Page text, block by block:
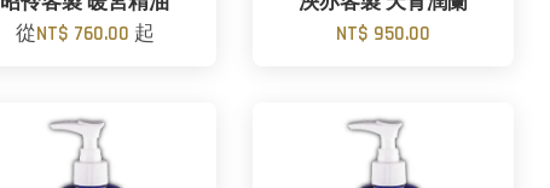
從NT$ 760.00 起
NT$ 950.00